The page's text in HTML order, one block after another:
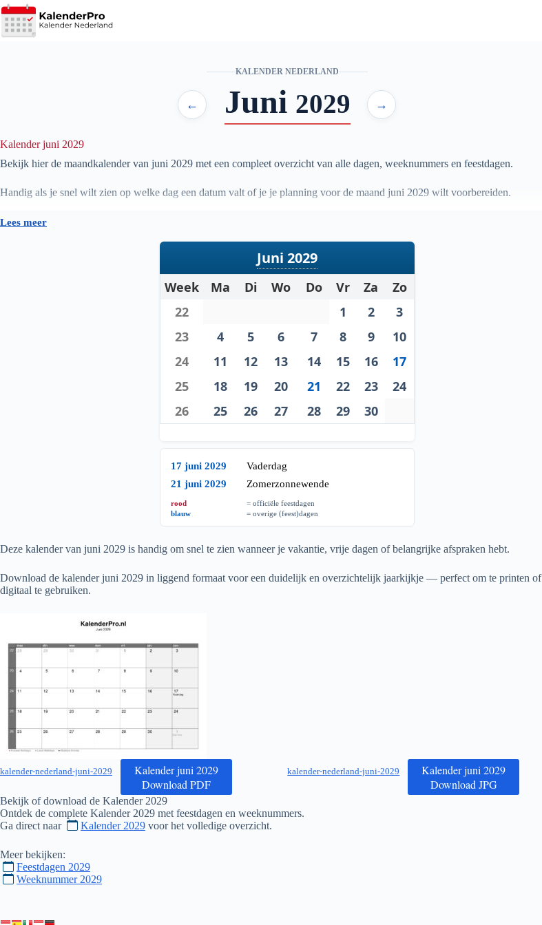
Ga
naar
de
KALENDER NEDERLAND
← Juni 2029 →
Kalender juni 2029
Bekijk hier de maandkalender van juni 2029 met een compleet overzicht van alle dagen, weeknummers en feestdagen.
Handig als je snel wilt zien op welke dag een datum valt of je je planning voor de maand juni 2029 wilt voorbereiden.
Lees meer
Juni 2029
Week Ma Di Wo Do Vr Za
Zo
22
1 2
3
23
4 5 6 7 8 9
10
24
11 12 13 14 15 16
17
25
18 19 20 21 22 23
24
26
25 26 27 28 29 30
17 juni 2029
Vaderdag
21 juni 2029
Zomerzonnewende
rood
= officiële feestdagen
blauw
= overige (feest)dagen
Deze kalender van juni 2029 is handig om snel te zien wanneer je vakantie, vrije dagen of belangrijke afspraken hebt.
Download de kalender juni 2029 in liggend formaat voor een duidelijk en overzichtelijk jaarkijkje — perfect om te printen of
digitaal te gebruiken.
kalender-nederland-juni-2029
Kalender juni 2029
Download PDF
kalender-nederland-juni-2029
Kalender juni 2029
Download JPG
Bekijk of download de Kalender 2029
Ontdek de complete Kalender 2029 met feestdagen en weeknummers.
Ga direct naar
Kalender 2029 voor het volledige overzicht.
Meer bekijken:
Feestdagen 2029
Weeknummer 2029